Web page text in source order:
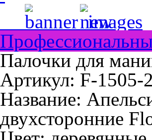
Палочки для
Артикул: F-1505-2
Название:
двухсторонние